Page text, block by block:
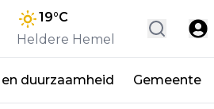
19°C
Heldere Hemel
duurzaamheid Gemeente